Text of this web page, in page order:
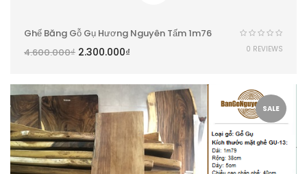
Ghế Băng Gỗ Gụ Hương Nguyên Tấm 1m76
4.600.000₫ 2.300.000₫ 0 REVIEWS
SALE